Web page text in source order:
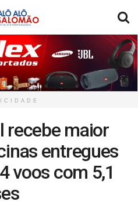
recebe maior
entregues
voos com 5,1